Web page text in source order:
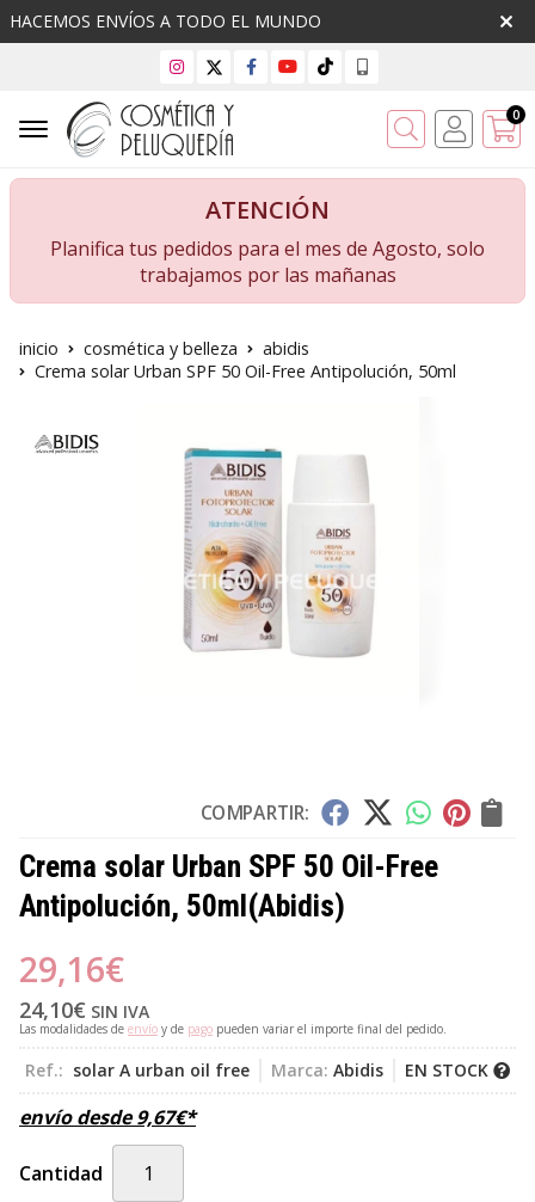
HACEMOS ENVÍOS A TODO EL MUNDO
Buscar 0
ATENCIÓN
Planifica tus pedidos para el mes de Agosto, solo
trabajamos por las mañanas
inicio cosmética y belleza
abidis
Crema solar Urban SPF 50 Oil-Free Antipolución, 50ml
COMPARTIR:
Crema solar Urban SPF 50 Oil-Free
Antipolución, 50ml(Abidis)
29,16€
24,10€ SIN IVA
Las modalidades de envío y de pago pueden variar el importe final del pedido.
Ref.: solar A urban oil free Marca: Abidis EN STOCK
envío desde9,67€*
Cantidad